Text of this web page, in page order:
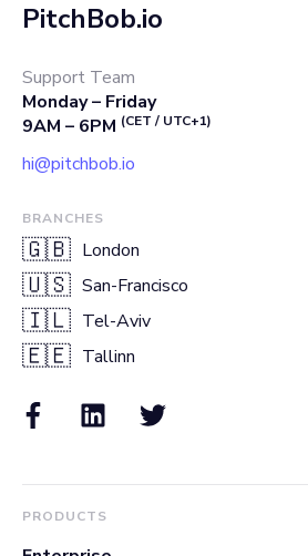
PitchBob.io
Support Team
Monday – Friday
9AM – 6PM (CET / UTC+1)
hi@pitchbob.io
BRANCHES
🇬🇧 London
🇺🇸 San-Francisco
🇮🇱 Tel-Aviv
🇪🇪 Tallinn
PRODUCTS